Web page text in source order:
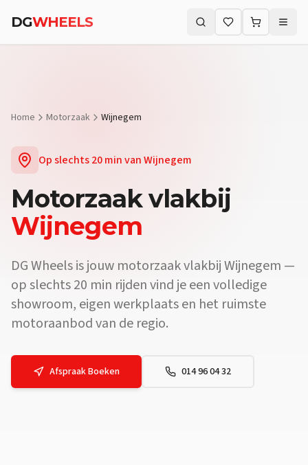
Vraag:Waar koop ik een motor vlakbij Wijnegem?Antwoord:Bij
DGWHEELS Zoeken (⌘K)
Home Motorzaak Wijnegem
Op slechts20 minvanWijnegem
Motorzaakvlakbij
Wijnegem
DG Wheels is jouw motorzaak vlakbij Wijnegem —
op slechts 20 min rijden vind je een volledige
showroom, eigen werkplaats en het ruimste
motoraanbod van de regio.
Afspraak Boeken 014 96 04 32